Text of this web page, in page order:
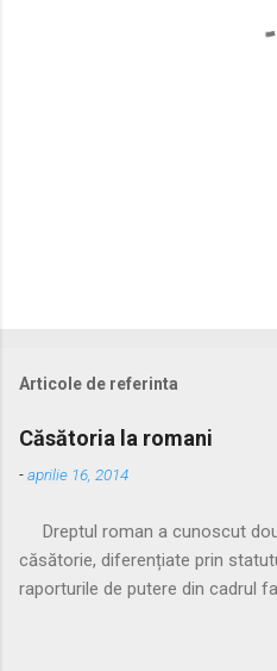
Articole de referinta
Căsătoria la romani
-aprilie 16, 2014
Dreptul roman a cunoscut
căsătorie, diferențiate prin
raporturile de putere din cadrul
și practicată a fost căsătoria